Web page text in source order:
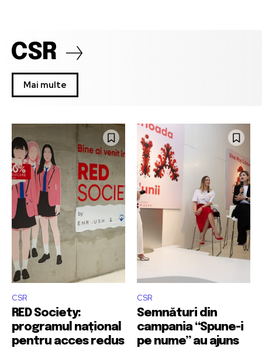
CSR
Mai multe
CSR
RED Society:
programul național
pentru acces redus
CSR
Semnături din
campania “Spune-i
pe nume” au ajuns